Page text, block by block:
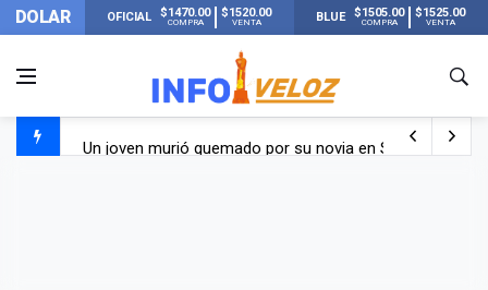
DOLAR OFICIAL $1470.00
COMPRA
$1520.00
VENTA BLUE $1505.00
COMPRA
$1525.00
VENTA
Un joven murió quemado por su novia en San Luis: